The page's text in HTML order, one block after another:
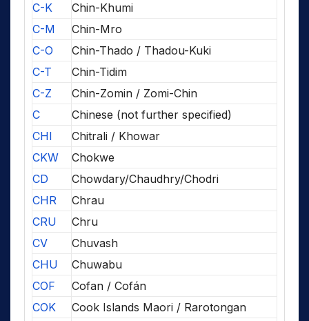
C-K
Chin-Khumi
C-M
Chin-Mro
C-O
Chin-Thado / Thadou-Kuki
C-T
Chin-Tidim
C-Z
Chin-Zomin / Zomi-Chin
C
Chinese (not further specified)
CHI
Chitrali / Khowar
CKW
Chokwe
CD
Chowdary/Chaudhry/Chodri
CHR
Chrau
CRU
Chru
CV
Chuvash
CHU
Chuwabu
COF
Cofan / Cofán
COK
Cook Islands Maori / Rarotongan